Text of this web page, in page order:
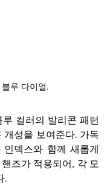
루 다이얼.
루 컬러의 발리콘 패턴
개성을 보여준다. 가독
덱스와 함께 새롭게
즈가 적용되어, 각 모
.